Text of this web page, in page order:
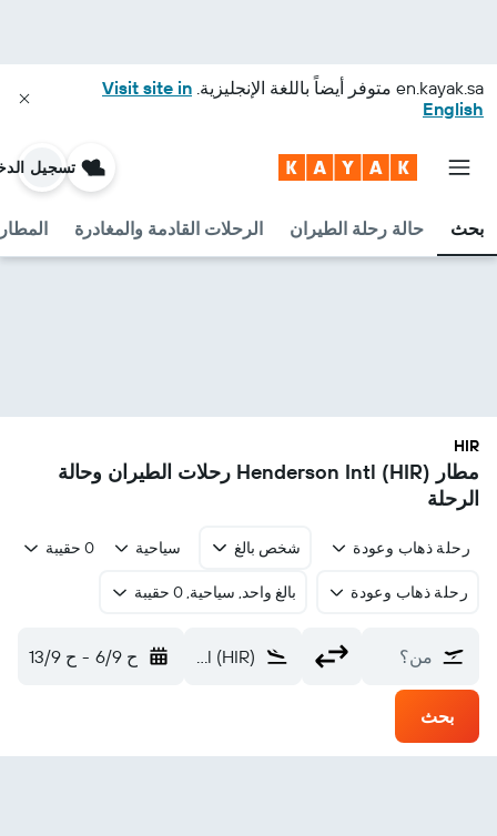
en.kayak.sa متوفر أيضاً باللغة الإنجليزية. Visit site in
English
بحث حالة رحلة الطيران الرحلات القادمة والمغادرة
تسجيل
HIR
مطار Henderson Intl (HIR) رحلات الطيران وحالة
الرحلة
رحلة ذهاب وعودة شخص بالغ سياحية 0 حقيبة
رحلة ذهاب وعودة بالغ واحد, سياحية, 0 حقيبة
من؟ Henderson Intl (HIR) ح 6/9 - ح 13/9
بحث